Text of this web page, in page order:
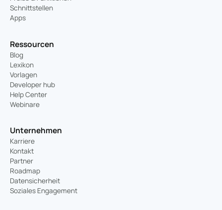
Schnittstellen
Apps
Ressourcen
Blog
Lexikon
Vorlagen
Developer hub
Help Center
Webinare
Unternehmen
Karriere
Kontakt
Partner
Roadmap
Datensicherheit
Soziales Engagement